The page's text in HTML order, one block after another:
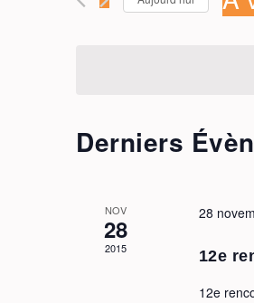
ÉVÈNEMENTS
Évènements
Derniers
NOV
28
2015
28
12e
12e